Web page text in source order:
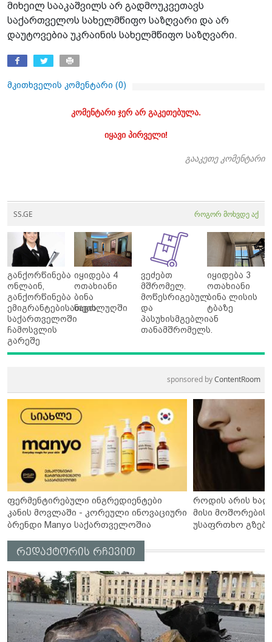
მიხეილ სააკაშვილს არ გადმოუკვეთავს
საქართველოს სახელმწიფო საზღვარი და არ
დაუტოვებია უკრაინის სახელმწიფო საზღვარი.
მკითხველის კომენტარი (0)
კომენტარი ჯერ არ გაკეთებულა.
იყავი პირველი!
გააკეთე კომენტარი
SS.GE როგორ მოხვდე აქ
განქორწინება
ონლაინ,
განქორწინება
ემიგრანტებისათვის
საქართველოში
ჩამოსვლის
გარეშე
იყიდება 4
ოთახიანი
ბინა
ნავთლუღში
ვეძებთ
მშრომელ.
მოწესრიგებულ
და
პასუხისმგებლიან
თანამშრომელს.
იყიდება 3
ოთახიანი
ბინა ლისის
ტბაზე
sponsored byContentRoom
ფერმენტირებული ინგრედიენტები
კანის მოვლაში - კორეული ინოვაციური
ბრენდი Manyo საქართველოშია
როდის არის
მისი მოშორების
უსაფრთხო გზები
რედაქტორის რჩევით